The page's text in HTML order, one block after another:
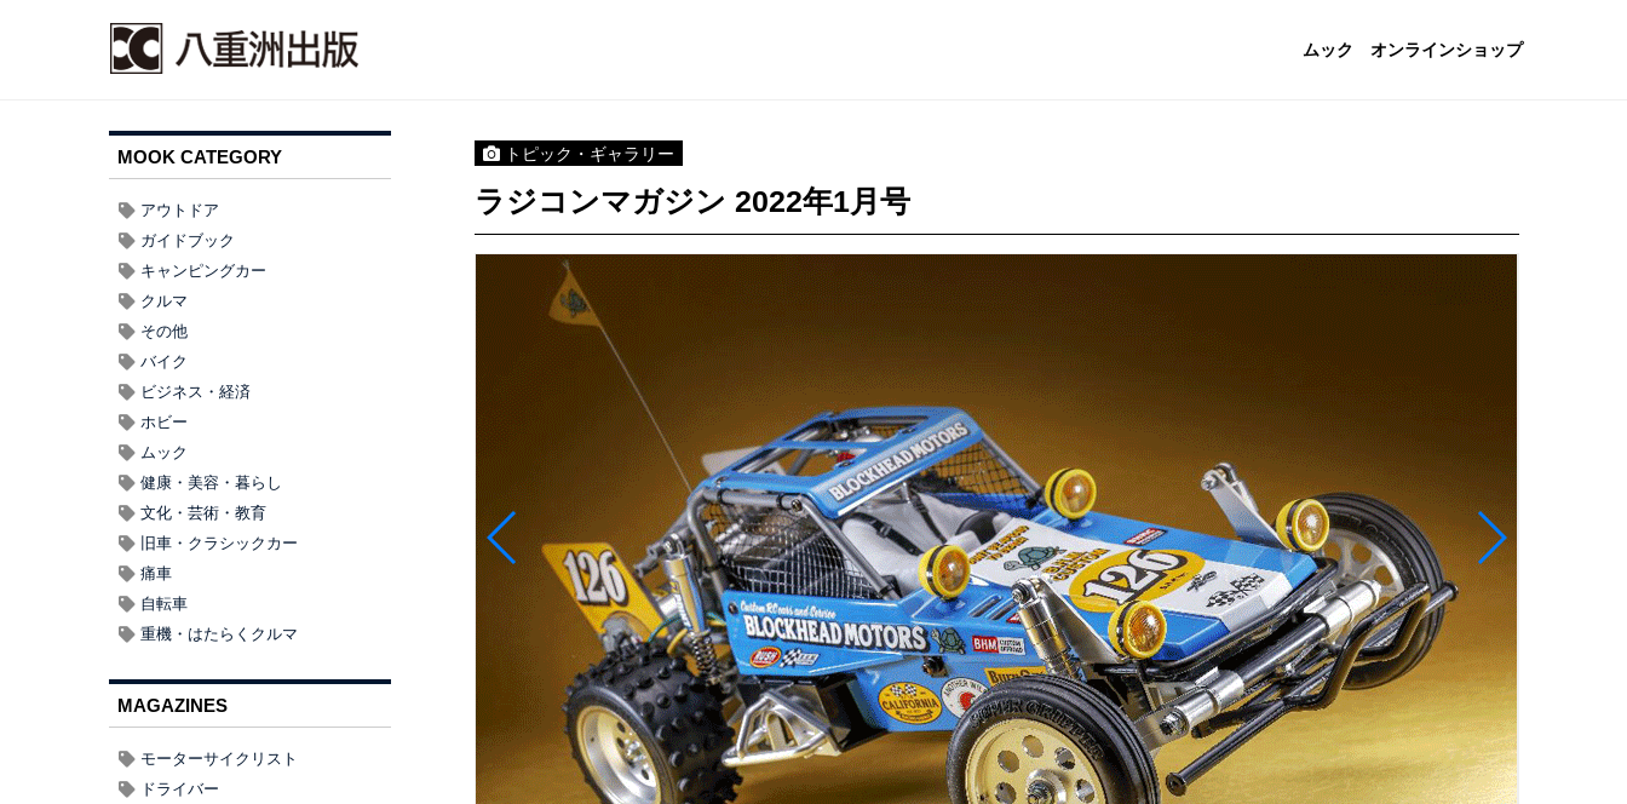
ムック オンラインショップ
トピック・ギャラリー
ラジコンマガジン 2022年1月号
MOOK CATEGORY
アウトドア
ガイドブック
キャンピングカー
クルマ
その他
バイク
ビジネス・経済
ホビー
ムック
健康・美容・暮らし
文化・芸術・教育
旧車・クラシックカー
痛車
自転車
重機・はたらくクルマ
MAGAZINES
モーターサイクリスト
ドライバー